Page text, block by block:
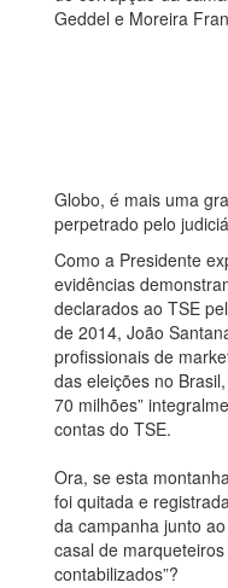
Geddel e Moreira
Globo, é mais uma
perpetrado pelo
Como a Presidente
evidências
declarados ao TSE
de 2014, João
profissionais de
das eleições no
70 milhões”
contas do TSE.
Ora, se esta
foi quitada e
da campanha junto
casal de
contabilizados”?